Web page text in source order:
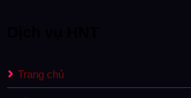
Trang chủ